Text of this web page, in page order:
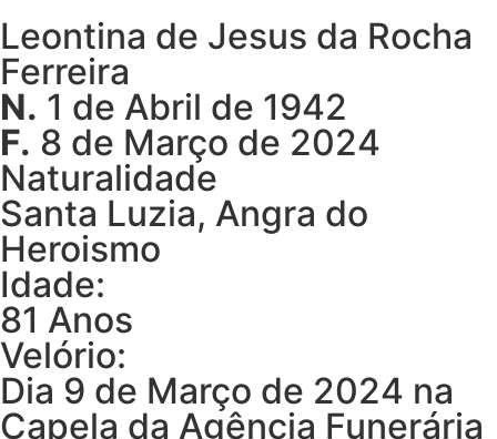
Leontina de Jesus da Rocha
Ferreira
N. 1 de Abril de 1942
F. 8 de Março de 2024
Naturalidade
Santa Luzia, Angra do
Heroismo
Idade:
81 Anos
Velório:
Dia 9 de Março de 2024 na
Capela da Agência Funerária